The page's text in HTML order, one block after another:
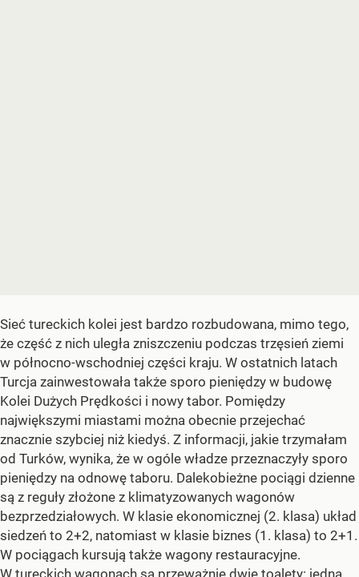
Sieć tureckich kolei jest bardzo rozbudowana, mimo tego,
że część z nich uległa zniszczeniu podczas trzęsień ziemi
w północno-wschodniej części kraju. W ostatnich latach
Turcja zainwestowała także sporo pieniędzy w budowę
Kolei Dużych Prędkości i nowy tabor. Pomiędzy
największymi miastami można obecnie przejechać
znacznie szybciej niż kiedyś. Z informacji, jakie trzymałam
od Turków, wynika, że w ogóle władze przeznaczyły sporo
pieniędzy na odnowę taboru. Dalekobieżne pociągi dzienne
są z reguły złożone z klimatyzowanych wagonów
bezprzedziałowych. W klasie ekonomicznej (2. klasa) układ
siedzeń to 2+2, natomiast w klasie biznes (1. klasa) to 2+1.
W pociągach kursują także wagony restauracyjne.